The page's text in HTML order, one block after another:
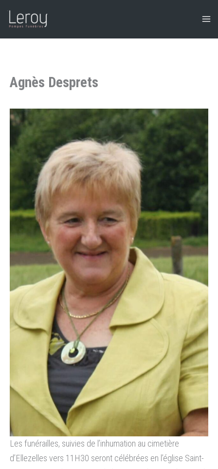
Agnès Desprets
Les funérailles, suivies de l’inhumation au cimetière
d’Ellezelles vers 11H30 seront célébrées en l’église Saint-